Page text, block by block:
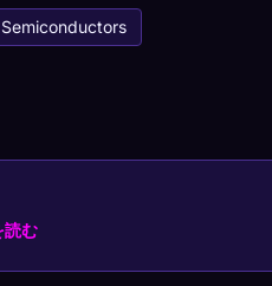
Semiconductors
読む